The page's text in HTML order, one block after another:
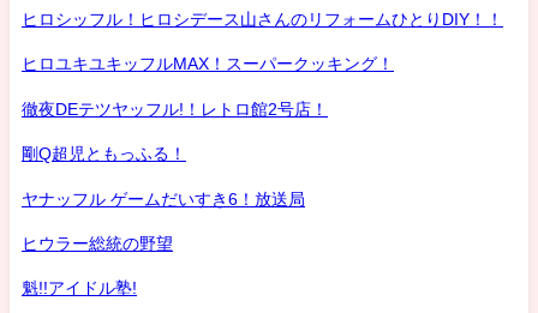
ヒロシッフル！ヒロシデース山さんのリフォームひとりDIY！！
ヒロユキユキッフルMAX！スーパークッキング！
徹夜DEテツヤッフル!！レトロ館2号店！
剛Q超児ともっふる！
ヤナッフル ゲームだいすき6！放送局
ヒウラー総統の野望
魁!!アイドル塾!